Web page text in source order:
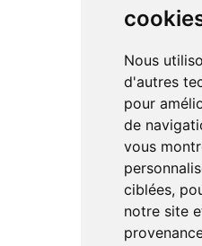
Nous
d'autres
pour
de
vous
ciblées,
notre site
Charte de